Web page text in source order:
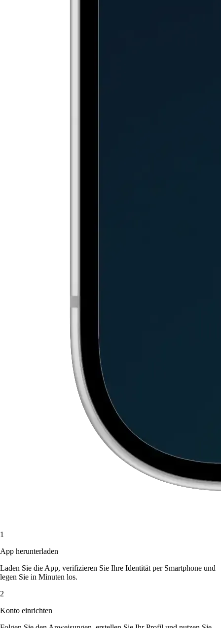
1
App herunterladen
Laden Sie die App, verifizieren Sie Ihre Identität per Smartphone und
legen Sie in Minuten los.
2
Konto einrichten